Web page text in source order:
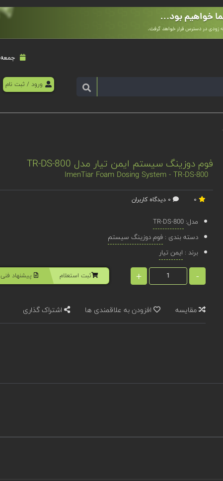
جمعه 16 مرداد 1405
ورود / ثبت نام
فوم دوزینگ سیستم ایمن تیار مدل TR-DS-800
ImenTiar Foam Dosing System - TR-DS-800
مدل: TR-DS-800
دسته بندی : فوم دوزینگ سیستم
برند : ایمن تیار
-
+ ثبت استعلام پیشنهاد فنی
مقایسه افزودن به علاقمندی ها اشتراک گذاری